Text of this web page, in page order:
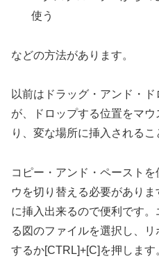
使う
などの方法があります。
以前はドラッグ・アンド・
が、ドロップする位置をマ
り、変な場所に挿入されるこ
コピー・アンド・ペースト
ウを切り替える必要があり
に挿入出来るので便利です
る図のファイルを選択し、
するか[CTRL]+[C]を押します